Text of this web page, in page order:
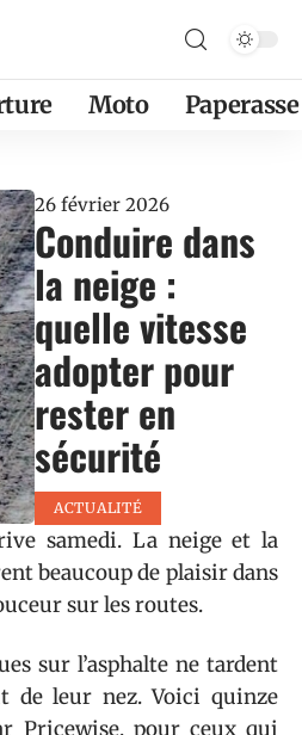
Moto
26 février 2026
Conduire dans
la neige :
quelle vitesse
adopter pour
rester en
sécurité
ACTUALITÉ
samedi. La neige et la
beaucoup de plaisir dans
sur les routes.
sur l’asphalte ne tardent
de leur nez. Voici quinze
Pricewise, pour ceux qui